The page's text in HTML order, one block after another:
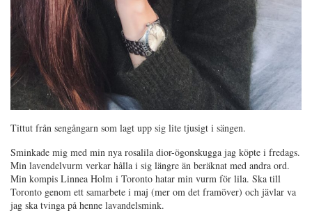
Tittut från sengångarn som lagt upp sig lite tjusigt i sängen.
Sminkade mig med min nya rosalila dior-ögonskugga jag köpte i fredags.
Min lavendelvurm verkar hålla i sig längre än beräknat med andra ord.
Min kompis Linnea Holm i Toronto hatar min vurm för lila. Ska till
Toronto genom ett samarbete i maj (mer om det framöver) och jävlar va
jag ska tvinga på henne lavandelsmink.